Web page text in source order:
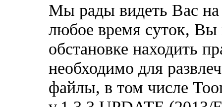
Мы рады видеть Вас
любое время суток,
обстановке находить
необходимо для
файлы, в том числе